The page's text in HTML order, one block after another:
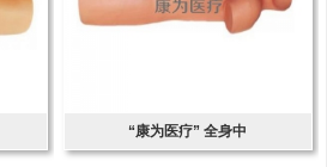
“康为医疗” 全身中